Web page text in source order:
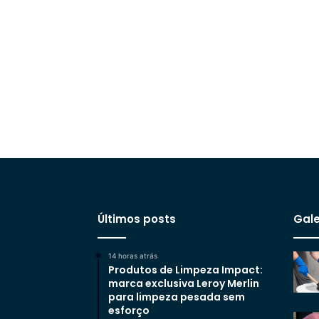
Últimos posts
14 horas atrás
Produtos de Limpeza Impact:
marca exclusiva Leroy Merlin
para limpeza pesada sem
esforço